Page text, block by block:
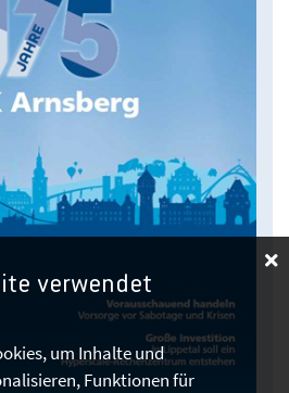
verwendet
um Inhalte und
Funktionen für